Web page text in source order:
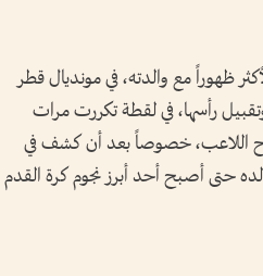
ظهوراً مع والدته، في مونديال قطر
رأسها، في لقطة تكررت مرات
اللاعب، خصوصاً بعد أن كشف في
حتى أصبح أحد أبرز نجوم كرة القدم